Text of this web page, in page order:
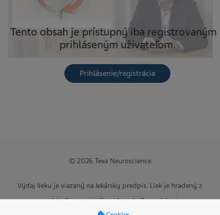
DETAILNÉ NASTAVENIE COOKIES
Tento obsah je prístupný iba registrovaným
prihláseným užívateľom.
Prihlásenie/registrácia
© 2026 Teva Neuroscience
Výdaj lieku je viazaný na lekársky predpis. Liek je hradený z
prostriedkov verejného zdravotného poistenia.